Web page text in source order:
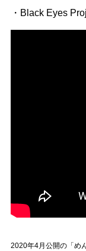
・Black Eyes
2020年4月公開の「め